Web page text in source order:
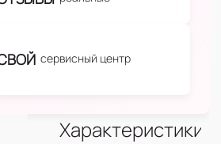
сервисный центр
Характеристики